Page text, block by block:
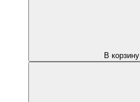
В корзину